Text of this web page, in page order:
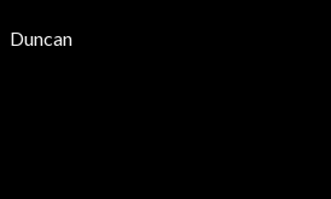
Duncan